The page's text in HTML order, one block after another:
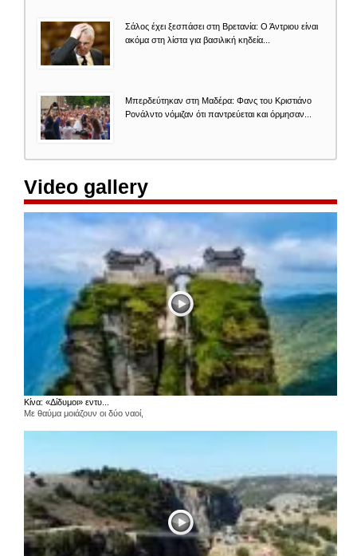
Σάλος έχει ξεσπάσει στη Βρετανία: Ο Άντριου είναι
ακόμα στη λίστα για βασιλική κηδεία...
Μπερδεύτηκαν στη Μαδέρα: Φανς του Κριστιάνο
Ρονάλντο νόμιζαν ότι παντρεύεται και όρμησαν...
Video gallery
Κίνα: «Δίδυμοι» εντυ...
Με θαύμα μοιάζουν οι δύο ναοί,